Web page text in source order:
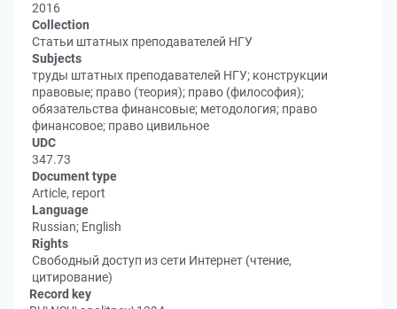
2016
Collection
Статьи штатных преподавателей НГУ
Subjects
труды штатных преподавателей НГУ; конструкции
правовые; право (теория); право (философия);
обязательства финансовые; методология; право
финансовое; право цивильное
UDC
347.73
Document type
Article, report
Language
Russian; English
Rights
Свободный доступ из сети Интернет (чтение,
цитирование)
Record key